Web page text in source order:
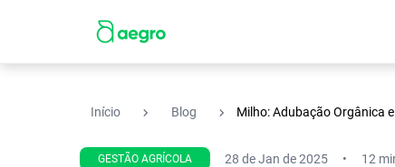
Início navigate_next Blog navigate_next Milho: Adubação Orgânica
GESTÃO AGRÍCOLA 28 de Jan de 2025 12